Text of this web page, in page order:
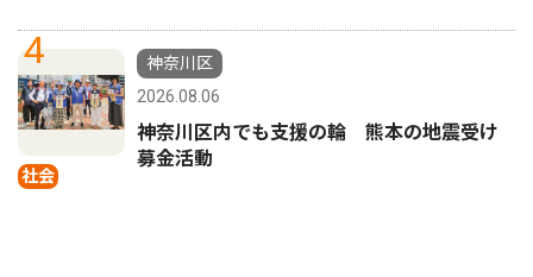
4
社会
神奈川区
2026.08.06
神奈川区内でも支援の輪 熊本の地震受け
募金活動